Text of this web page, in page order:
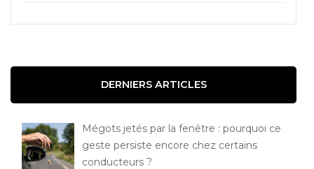
DERNIERS ARTICLES
Mégots jetés par la fenêtre : pourquoi ce
geste persiste encore chez certains
conducteurs ?